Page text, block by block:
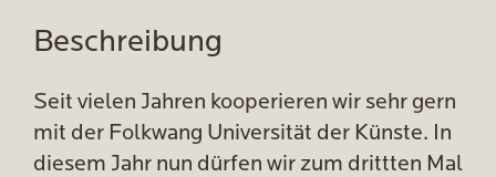
Beschreibung
Seit vielen Jahren kooperieren wir sehr gern
mit der Folkwang Universität der Künste. In
diesem Jahr nun dürfen wir zum drittten Mal